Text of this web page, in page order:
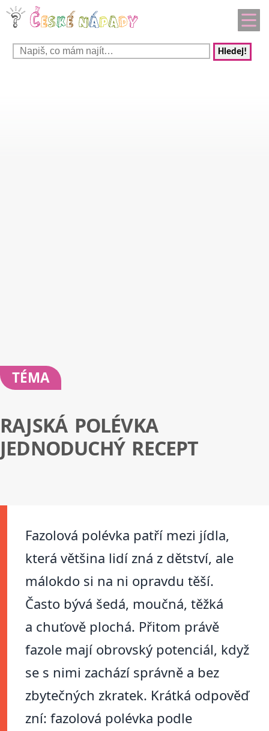
Hledej!
TÉMA
RAJSKÁ POLÉVKA
JEDNODUCHÝ RECEPT
Fazolová polévka patří mezi jídla,
která většina lidí zná z dětství, ale
málokdo si na ni opravdu těší.
Často bývá šedá, moučná, těžká
a chuťově plochá. Přitom právě
fazole mají obrovský potenciál, když
se s nimi zachází správně a bez
zbytečných zkratek. Krátká odpověď
zní: fazolová polévka podle